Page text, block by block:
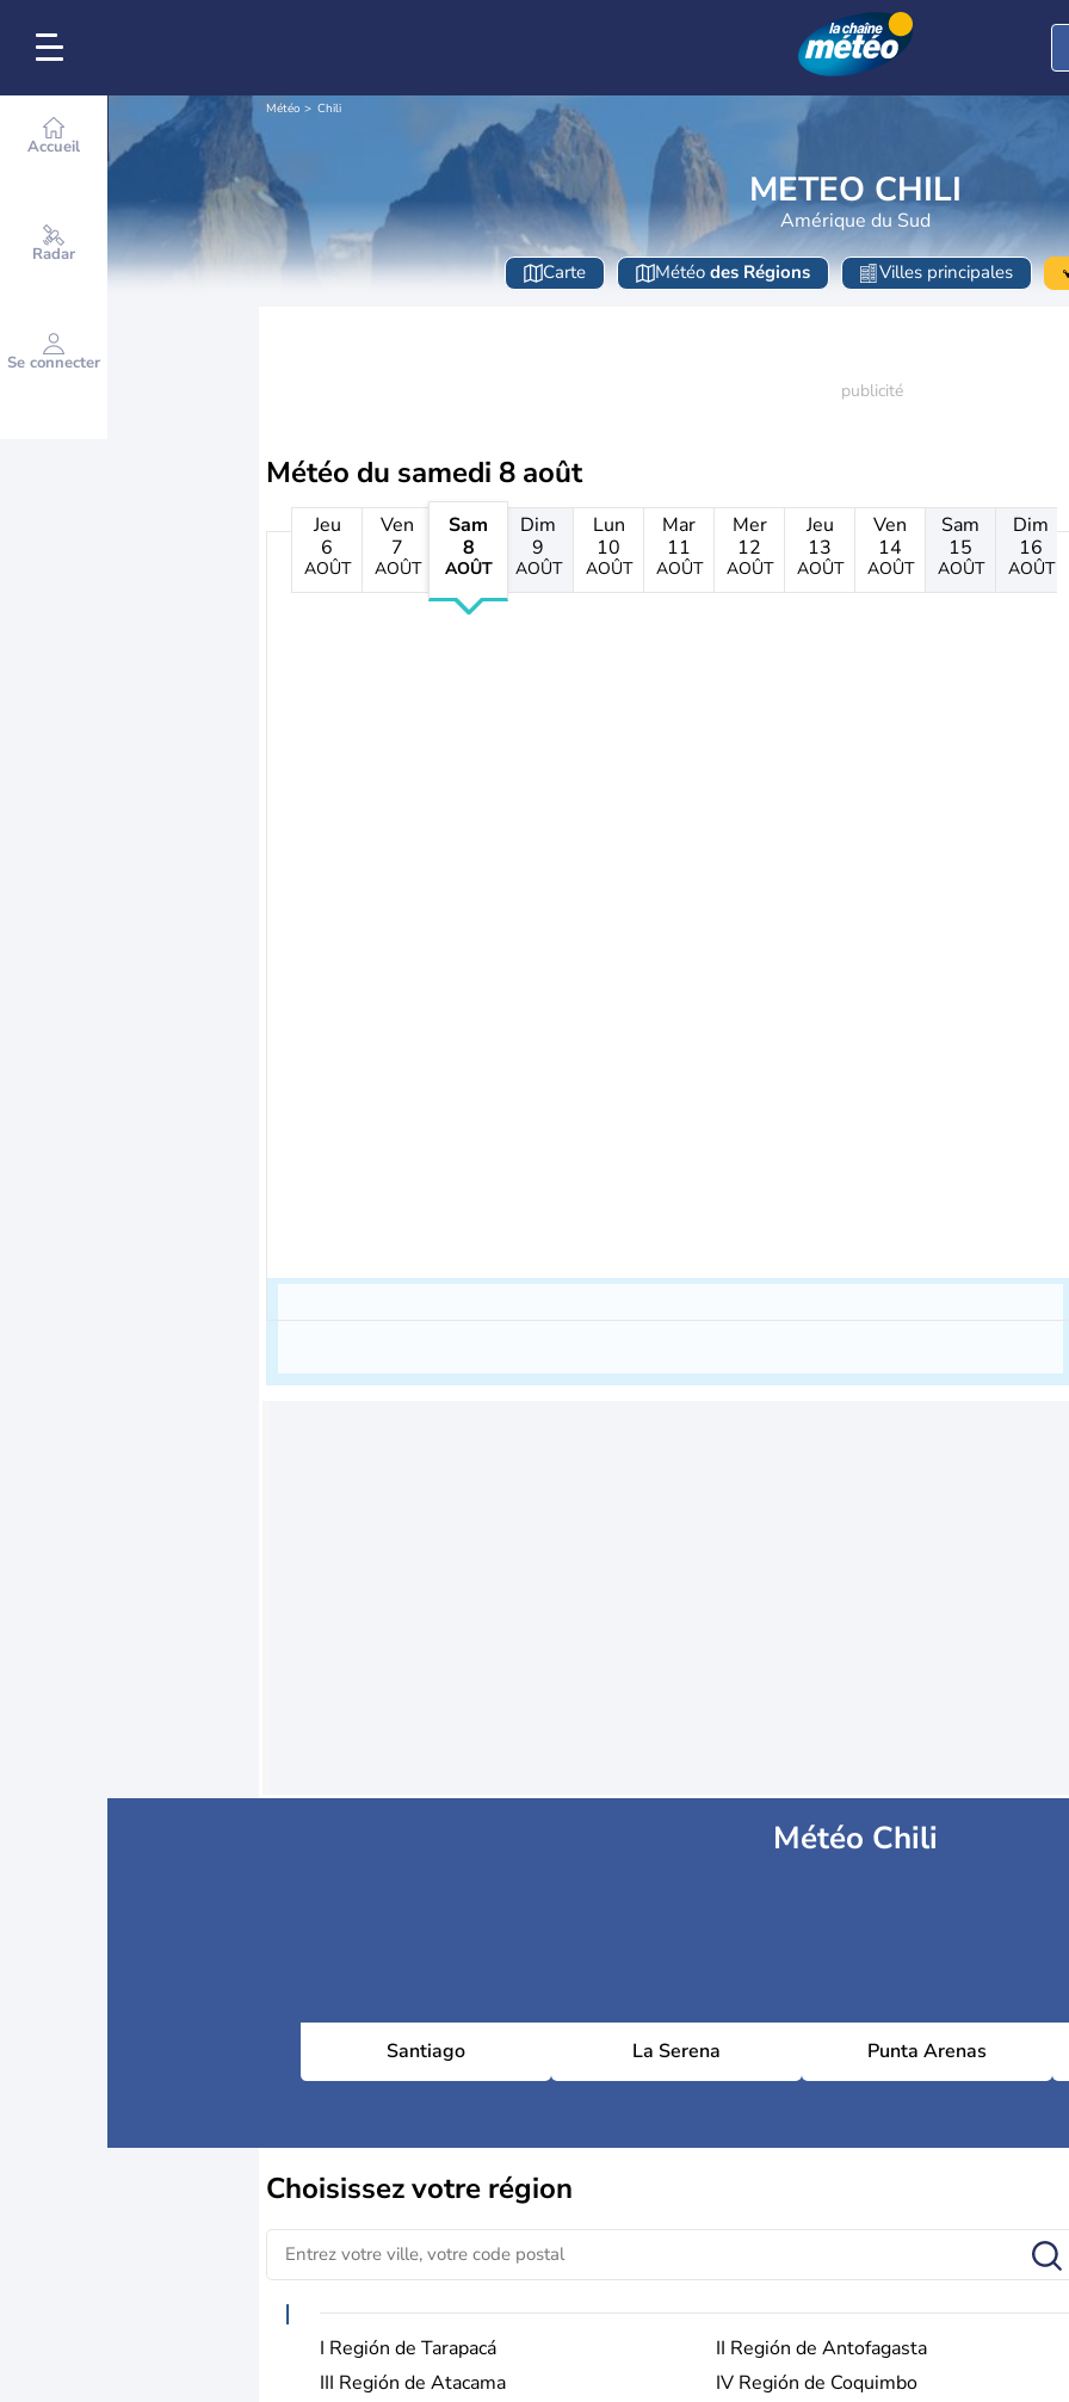
Accueil
Radar
Se connecter
Météo Chili
METEO CHILI
Amérique du Sud
Carte Météo des Régions Villes principales
Météo du samedi 8 août
Jeu
6
AOÛT
Ven
7
AOÛT
Sam
8
AOÛT
Dim
9
AOÛT
Lun
10
AOÛT
Mar
11
AOÛT
Mer
12
AOÛT
Jeu
13
AOÛT
Ven
14
AOÛT
Sam
15
AOÛT
Dim
16
AOÛT
Météo Chili
Santiago La Serena Punta Arenas
Choisissezvotre région
I
I Región de Tarapacá
II Región de Antofagasta
III Región de Atacama
IV Región de Coquimbo